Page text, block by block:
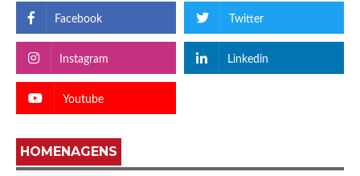
Facebook Twitter
Instagram Linkedin
Youtube
HOMENAGENS